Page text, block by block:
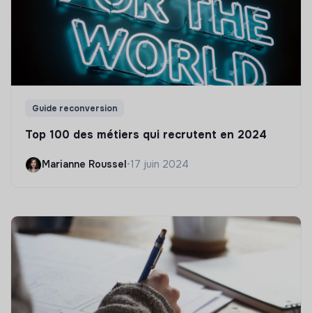
Guide reconversion
Top 100 des métiers qui recrutent en 2024
Marianne Roussel •17 juin 2024